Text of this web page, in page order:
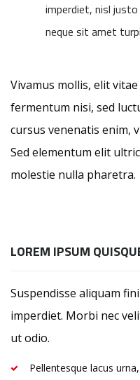
imperdiet, nisl
neque sit amet
Vivamus mollis, elit
fermentum nisi, sed
cursus venenatis enim,
Sed elementum elit
molestie nulla pharetra.
LOREM IPSUM
Suspendisse aliquam
imperdiet. Morbi nec
ut odio.
Pellentesque lacus